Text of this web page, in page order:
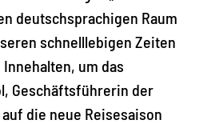
deutschsprachigen Raum
schnelllebigen Zeiten
um das
Geschäftsführerin der
die neue Reisesaison